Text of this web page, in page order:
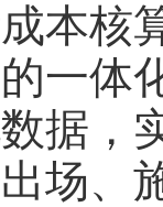
本核
一体
据，
场、